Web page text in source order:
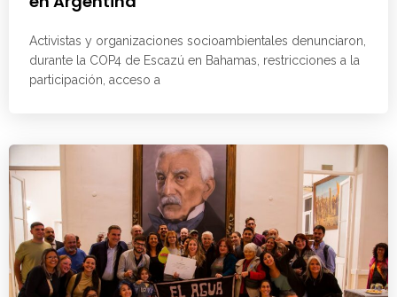
Activistas y organizaciones socioambientales denunciaron,
durante la COP4 de Escazú en Bahamas, restricciones a la
participación, acceso a